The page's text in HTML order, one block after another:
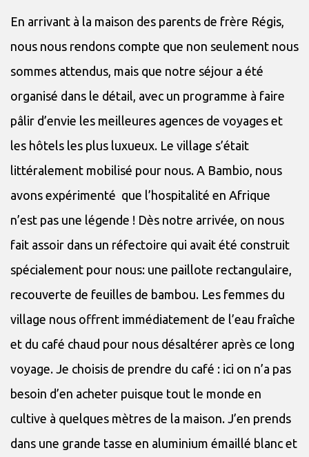
En arrivant à la maison des parents de frère Régis,
nous nous rendons compte que non seulement nous
sommes attendus, mais que notre séjour a été
organisé dans le détail, avec un programme à faire
pâlir d’envie les meilleures agences de voyages et
les hôtels les plus luxueux. Le village s’était
littéralement mobilisé pour nous. A Bambio, nous
avons expérimenté que l’hospitalité en Afrique
n’est pas une légende ! Dès notre arrivée, on nous
fait assoir dans un réfectoire qui avait été construit
spécialement pour nous: une paillote rectangulaire,
recouverte de feuilles de bambou. Les femmes du
village nous offrent immédiatement de l’eau fraîche
et du café chaud pour nous désaltérer après ce long
voyage. Je choisis de prendre du café : ici on n’a pas
besoin d’en acheter puisque tout le monde en
cultive à quelques mètres de la maison. J’en prends
dans une grande tasse en aluminium émaillé blanc et